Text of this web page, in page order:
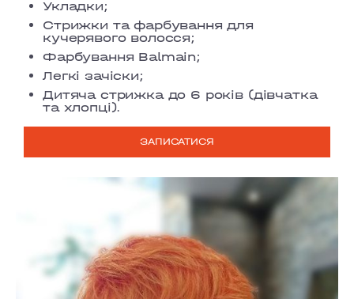
Укладки;
Стрижки та фарбування для
кучерявого волосся;
Фарбування Balmain;
Легкі зачіски;
Дитяча стрижка до 6 років (дівчатка
та хлопці).
ЗАПИСАТИСЯ